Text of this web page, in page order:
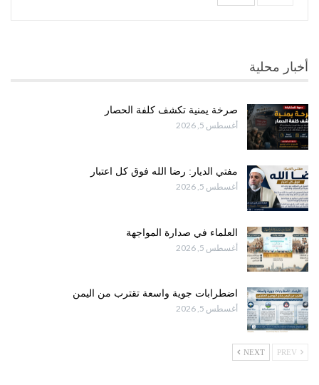
أخبار محلية
صرخة يمنية تكشف كلفة الحصار
أغسطس 5, 2026
مفتي الديار: رضا الله فوق كل اعتبار
أغسطس 5, 2026
العلماء في صدارة المواجهة
أغسطس 5, 2026
اضطرابات جوية واسعة تقترب من اليمن
أغسطس 5, 2026
NEXT